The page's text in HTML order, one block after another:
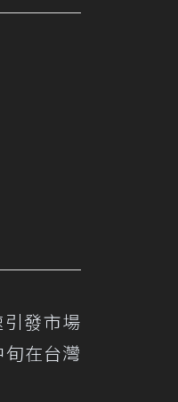
引發市場
在台灣